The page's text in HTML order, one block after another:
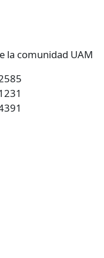
la comunidad UAM